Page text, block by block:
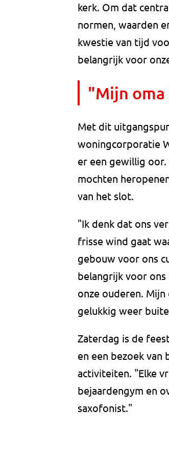
kerk. Om dat
normen, waarden
kwestie van tijd
belangrijk voor
"Mijn
Met dit
woningcorporatie
er een gewillig
mochten
van het slot.
"Ik denk dat ons
frisse wind gaat
gebouw voor ons
belangrijk voor ons
onze ouderen.
gelukkig weer
Zaterdag is de
en een bezoek van
activiteiten. "Elke
bejaardengym en
saxofonist."